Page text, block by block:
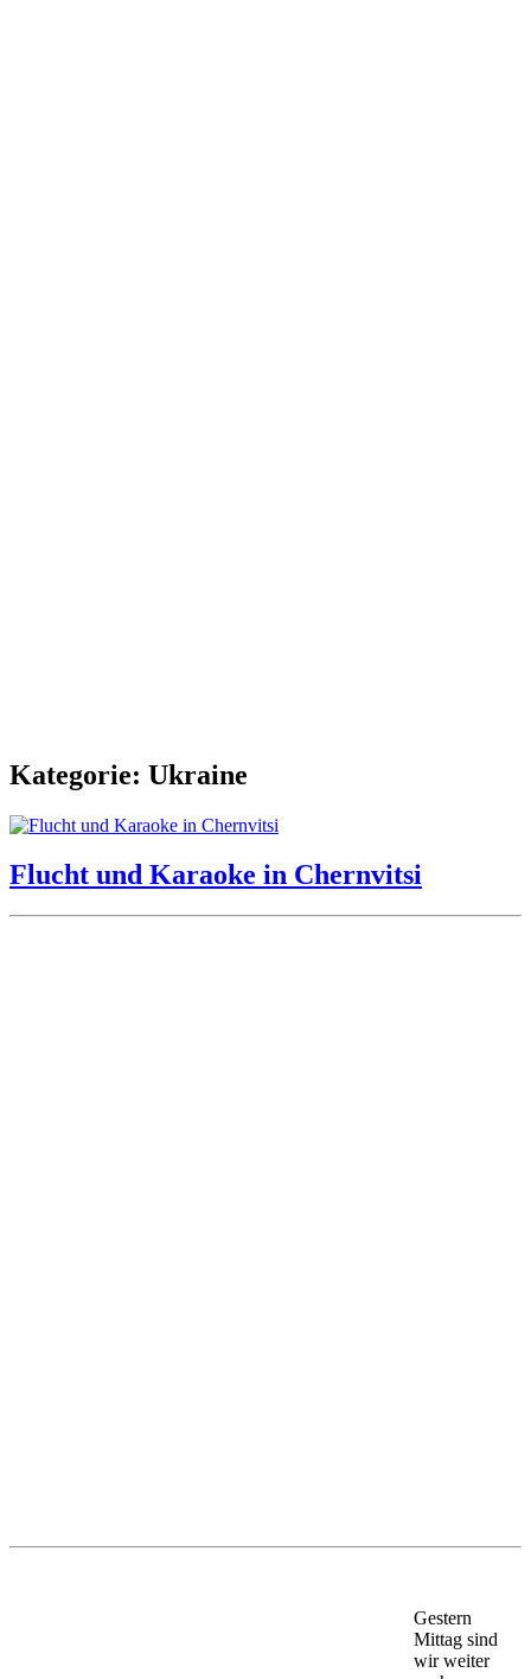
Kategorie: Ukraine
Flucht und Karaoke in Chernvitsi
Gestern
Mittag sind
wir weiter